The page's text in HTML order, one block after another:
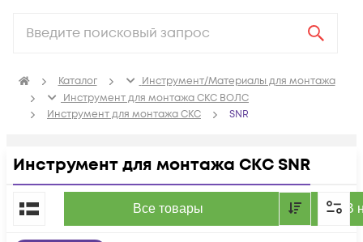
Каталог
Инструмент/Материалы для монтажа
Инструмент для монтажа СКС ВОЛС
Инструмент для монтажа СКС
SNR
Инструмент для монтажа СКС SNR
Все товары В
По популярности